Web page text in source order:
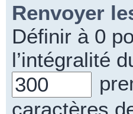
Renvoyer
Définir à 0
l’intégralité
caractères